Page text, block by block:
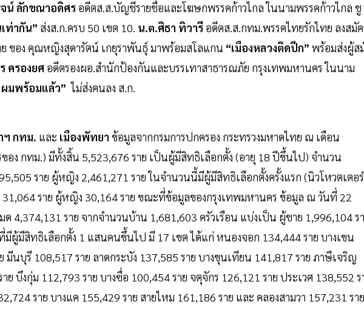
จน์ ลักขณาอดิศร อดีตส.ส.บัญชีรายชื่อและโฆษกพรรคก้าวไกล ในนามพรรคก้าวไกล ชู
ท่ากัน” ส่งส.ก.ครบ 50 เขต 10. น.ต.ศิธา ทิวารี อดีตส.ส.กทม.พรรคไทยรักไทย ลงสมั
ของ คุณหญิงสุดารัตน์ เกยุราพันธุ์ มาพร้อมสโลแกน “เมืองหลวงติดปีก” พร้อมส่งผู้ส
ครองยศ อดีตรองผอ.สำนักป้องกันและบรรเทาสาธารณภัย กรุงเทพมหานคร ในนาม
มพร้อมแล้ว” ไม่ส่งคนลง ส.ก.
ฯ กทม. และ เมืองพัทยา ข้อมูลจากกรมการปกครอง กระทรวงมหาดไทย ณ เดือน
อง กทม.) มีทั้งสิ้น 5,523,676 ราย เป็นผู้มีสิทธิเลือกตั้ง (อายุ 18 ปีขึ้นไป) จำนวน
ราย ผู้หญิง 2,461,271 ราย ในจำนวนนี้มีผู้มีสิทธิเลือกตั้งครั้งแรก (นิวโหวตเตอ
ราย ผู้หญิง 30,164 ราย ขณะที่ข้อมูลของกรุงเทพมหานคร ข้อมูล ณ วันที่ 22
4,374,131 ราย จากจำนวนบ้าน 1,681,603 ครัวเรือน แบ่งเป็น ผู้ชาย 1,996,104 ร
มีผู้มีสิทธิเลือกตั้ง 1 แสนคนขึ้นไป มี 17 เขต ได้แก่ หนองจอก 134,444 ราย บางเขน
มีนบุรี 108,517 ราย ลาดกระบัง 137,585 ราย บางขุนเทียน 141,817 ราย ภาษีเจริญ
บึงกุ่ม 112,793 ราย บางซื่อ 100,454 ราย จตุจักร 126,121 ราย ประเวศ 138,552 ร
ราย บางแค 155,429 ราย สายไหม 161,186 ราย และ คลองสามวา 157,231 ราย